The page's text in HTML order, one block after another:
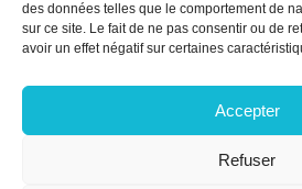
des données telles que le comportement de
sur ce site. Le fait de ne pas consentir ou de
avoir un effet négatif sur certaines
Accepter
Refuser
Confédération Nationale
& Associations de
17 rue Navoiseau – 93100